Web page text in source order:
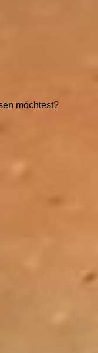
möchtest?